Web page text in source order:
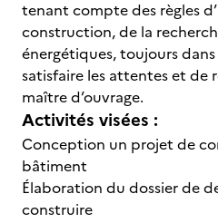
tenant compte des règles
construction, de la
énergétiques, toujours
satisfaire les attentes et de
maître d’ouvrage.
Activités visées :
Conception un projet de
bâtiment
Élaboration du dossier de
construire